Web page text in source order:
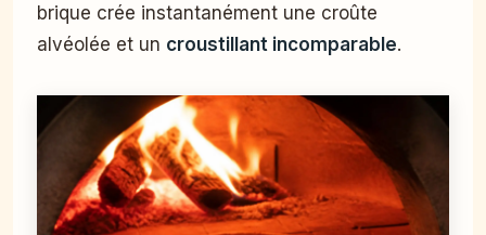
brique crée instantanément une croûte
alvéolée et un croustillant incomparable.